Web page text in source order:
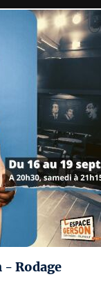
- Rodage